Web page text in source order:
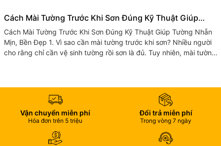
Cách Mài Tường Trước Khi Sơn Đúng Kỹ Thuật Giúp
Tường Nhẵn Mịn, Bền Đẹp
Cách Mài Tường Trước Khi Sơn Đúng Kỹ Thuật Giúp Tường Nhẵn
Mịn, Bền Đẹp 1. Vì sao cần mài tường trước khi sơn? Nhiều người
cho rằng chỉ cần vệ sinh tường rồi sơn là đủ. Tuy nhiên, mài tường
Vận chuyển miễn phí
Hóa đơn trên 5 triệu
Đổi trả miễn phí
Trong vòng 7 ngày